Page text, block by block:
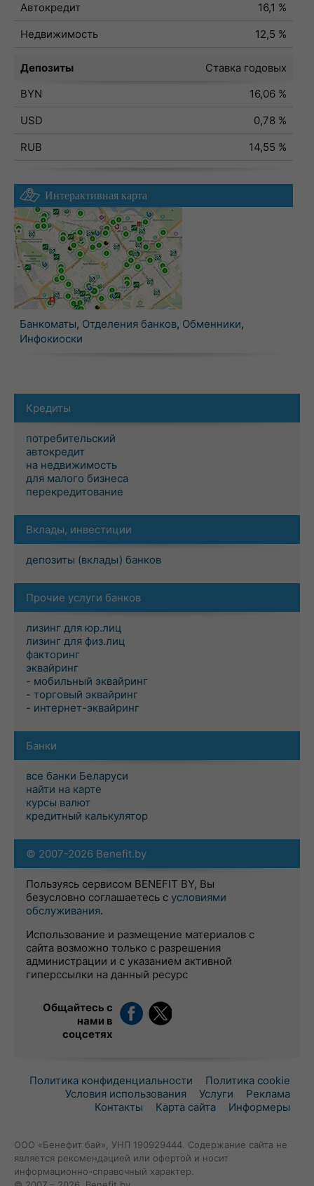
Автокредит
16,1 %
Недвижимость
12,5 %
Депозиты
Ставка годовых
BYN
16,06 %
USD
0,78 %
RUB
14,55 %
Интерактивная карта
Банкоматы, Отделения банков, Обменники,
Инфокиоски
Кредиты
потребительский
автокредит
на недвижимость
для малого бизнеса
перекредитование
Вклады, инвестиции
депозиты (вклады) банков
Прочие услуги банков
лизинг для юр.лиц
лизинг для физ.лиц
факторинг
эквайринг
- мобильный эквайринг
- торговый эквайринг
- интернет-эквайринг
Банки
все банки Беларуси
найти на карте
курсы валют
кредитный калькулятор
© 2007-2026 Benefit.by
Пользуясь сервисом BENEFIT BY, Вы
безусловно соглашаетесь с условиями
обслуживания.
Использование и размещение материалов с
сайта возможно только с разрешения
администрации и с указанием активной
гиперссылки на данный ресурс
Общайтесь с
нами в
соцсетях
Политика конфиденциальности
Политика cookie
Условия использования
Услуги
Реклама
Контакты
Карта сайта Информеры
ООО «Бенефит бай», УНП 190929444. Содержание сайта не
является рекомендацией или офертой и носит
информационно-справочный характер.